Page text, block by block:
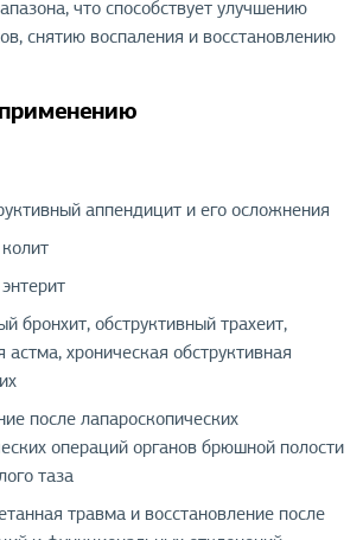
что способствует улучшению
снятию воспаления и восстановлению
аппендицит и его осложнения
бронхит, обструктивный трахеит,
астма, хроническая обструктивная
после лапароскопических
операций органов брюшной полости
таза
травма и восстановление после